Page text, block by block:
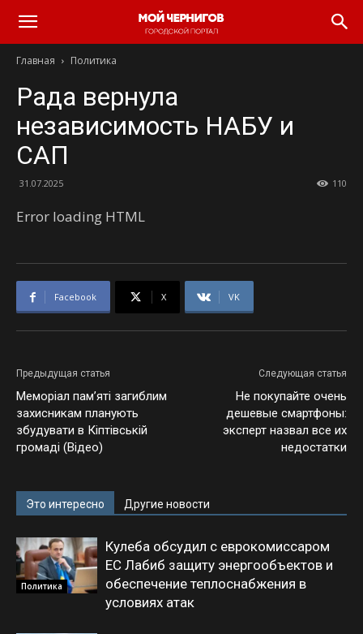
Главная Политика
Рада вернула
независимость НАБУ и
САП
31.07.2025 110
Error loading HTML
Facebook X VK
Предыдущая статья
Меморіал пам’яті загиблим
захисникам планують
збудувати в Кіптівській
громаді (Відео)
Следующая статья
Не покупайте очень
дешевые смартфоны:
эксперт назвал все их
недостатки
Это интересно Другие новости
Политика
Кулеба обсудил с еврокомиссаром
ЕС Лабиб защиту энергообъектов и
обеспечение теплоснабжения в
условиях атак